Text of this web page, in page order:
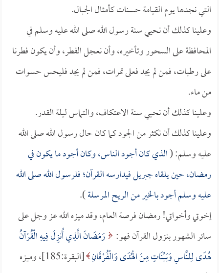
التي نجدها يوم القيامة حسنات كأمثال الجبال.
وعلينا كذلك أن نحيي سنة رسول الله صلى الله عليه وسلم في
المحافظة على السحور وتأخيره، وأن نعجل الفطر، وأن يكون فطرنا
على رطبات، فمن لم يجد فعلى تمرات، فمن لم يجد فليحس حسوات
من ماء.
وعلينا كذلك أن نحيي سنة الاعتكاف، والتماس ليلة القدر.
وعلينا كذلك أن نكثر من الجود كما كان حال رسول الله صلى الله
عليه وسلم: (الذي كان أجود الناس، وكان أجود ما يكون في
رمضان، حين يلقاه جبريل فيدارسه القرآن؛ فلرسول الله صلى الله
عليه وسلم أجود بالخير من الريح المرسلة).
إخوتي وأخواتي! رمضان فرصة العام، وقد ميزه الله عز وجل على
سائر الشهور بنزول القرآن فهو: رَمَضَانَ الَّذِي أُنزِلَ فِيهِ الْقُرْآنُ
هُدًى لِلنَّاسِ وَبَيِّنَاتٍ مِنَ الْهُدَى وَالْفُرْقَانِ
[البقرة:185]، وميزه